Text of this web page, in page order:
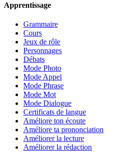
Apprentissage
Grammaire
Cours
Jeux de rôle
Personnages
Débats
Mode Photo
Mode Appel
Mode Phrase
Mode Mot
Mode Dialogue
Certificats de langue
Améliore ton écoute
Améliore ta prononciation
Améliorer la lecture
Améliorer la rédaction